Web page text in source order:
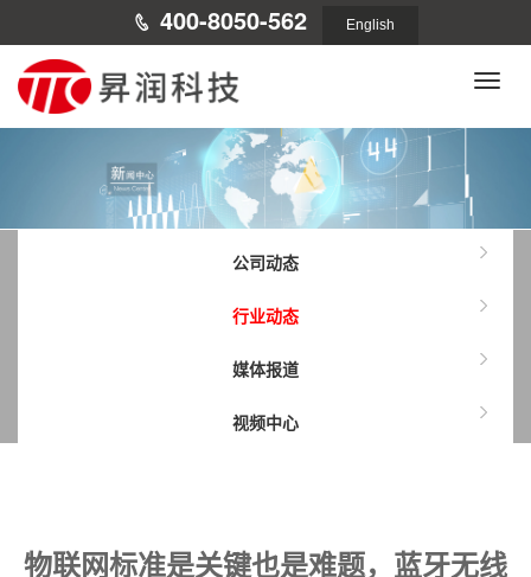
400-8050-562 English
Toggle
公司动态
行业动态
媒体报道
视频中心
物联网标准是关键也是难题，蓝牙无线